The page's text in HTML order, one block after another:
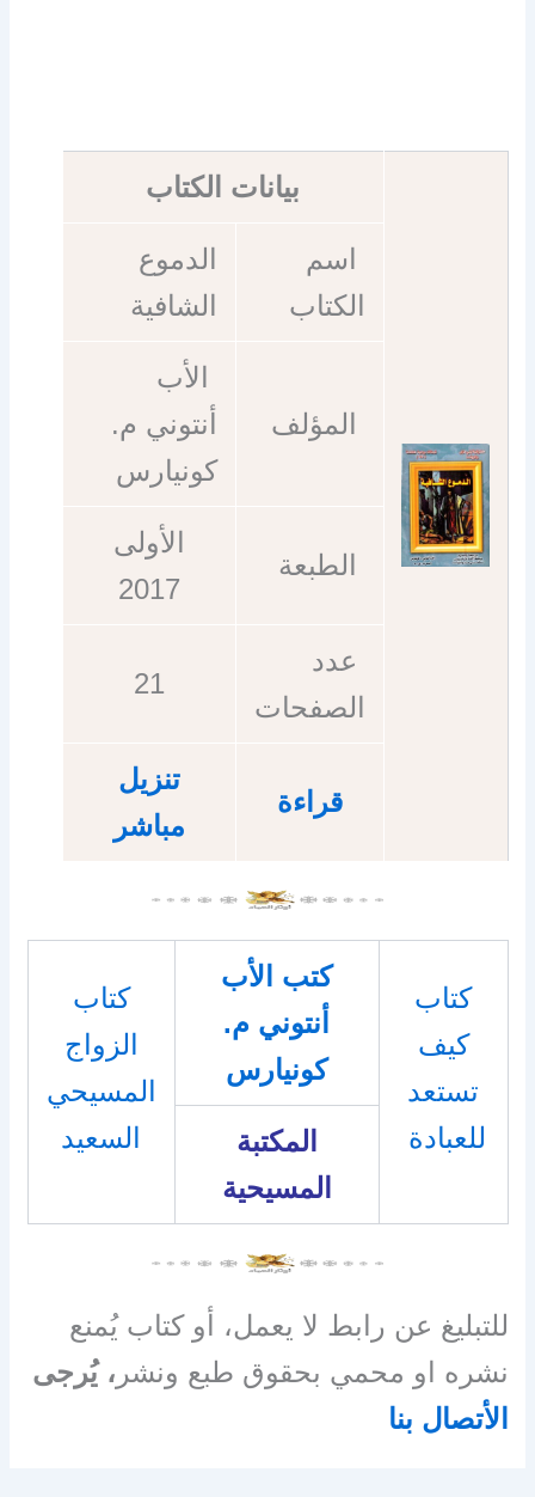
بيانات الكتاب
اسم
الكتاب
الدموع
الشافية
المؤلف
الأب
أنتوني م.
كونيارس
الطبعة
الأولى
2017
عدد
الصفحات
21
قراءة
تنزيل
مباشر
كتاب
كيف
تستعد
للعبادة
كتب الأب
أنتوني م.
كونيارس
كتاب
الزواج
المسيحي
السعيد
المكتبة
المسيحية
للتبليغ عن رابط لا يعمل، أو كتاب يُمنع
نشره او محمي بحقوق طبع ونشر ، يُرجى
الأتصال بنا